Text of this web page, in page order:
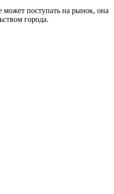
поступать на рынок, она
города.